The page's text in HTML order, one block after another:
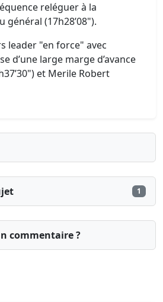
reléguer à la
général (17h28’08").
leader "en force" avec
d’une large marge d’avance
et Merile Robert
1
commentaire ?